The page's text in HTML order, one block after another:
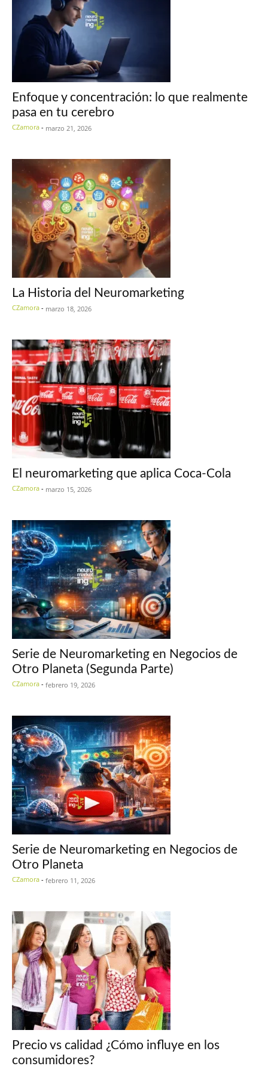
Enfoque y concentración: lo que realmente
pasa en tu cerebro
CZamora - marzo 21, 2026
La Historia del Neuromarketing
CZamora - marzo 18, 2026
El neuromarketing que aplica Coca-Cola
CZamora - marzo 15, 2026
Serie de Neuromarketing en Negocios de
Otro Planeta (Segunda Parte)
CZamora - febrero 19, 2026
Serie de Neuromarketing en Negocios de
Otro Planeta
CZamora - febrero 11, 2026
Precio vs calidad ¿Cómo influye en los
consumidores?